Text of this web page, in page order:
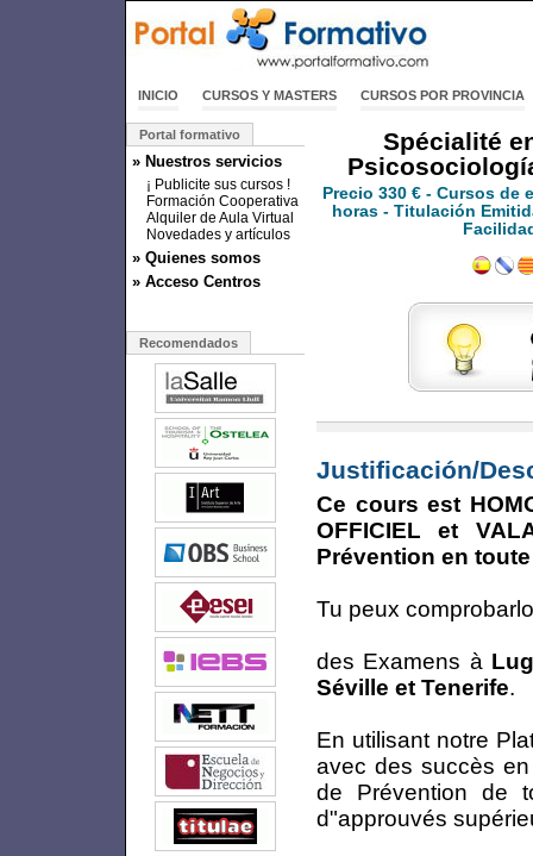
INICIO CURSOS Y MASTERS CURSOS POR PROVINCIA
Portal formativo
» Nuestros servicios
¡ Publicite sus cursos !
Formación Cooperativa
Alquiler de Aula Virtual
Novedades y artículos
» Quienes somos
» Acceso Centros
Recomendados
Spécialité
Precio 330 € - Cursos de
horas - Titulación
Justificación/
Ce cours est
OFFICIEL et
Prévention en toute
Tu peux
des Examens à
Séville et Tenerife.
En utilisant notre
avec des succès
de Prévention de
d"approuvés